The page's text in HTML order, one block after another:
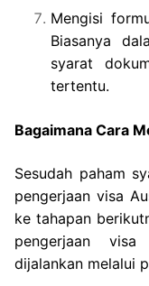
Mengisi
Biasanya
syarat
tertentu.
Bagaimana Cara
Sesudah paham
pengerjaan visa
ke tahapan
pengerjaan
dijalankan melalui